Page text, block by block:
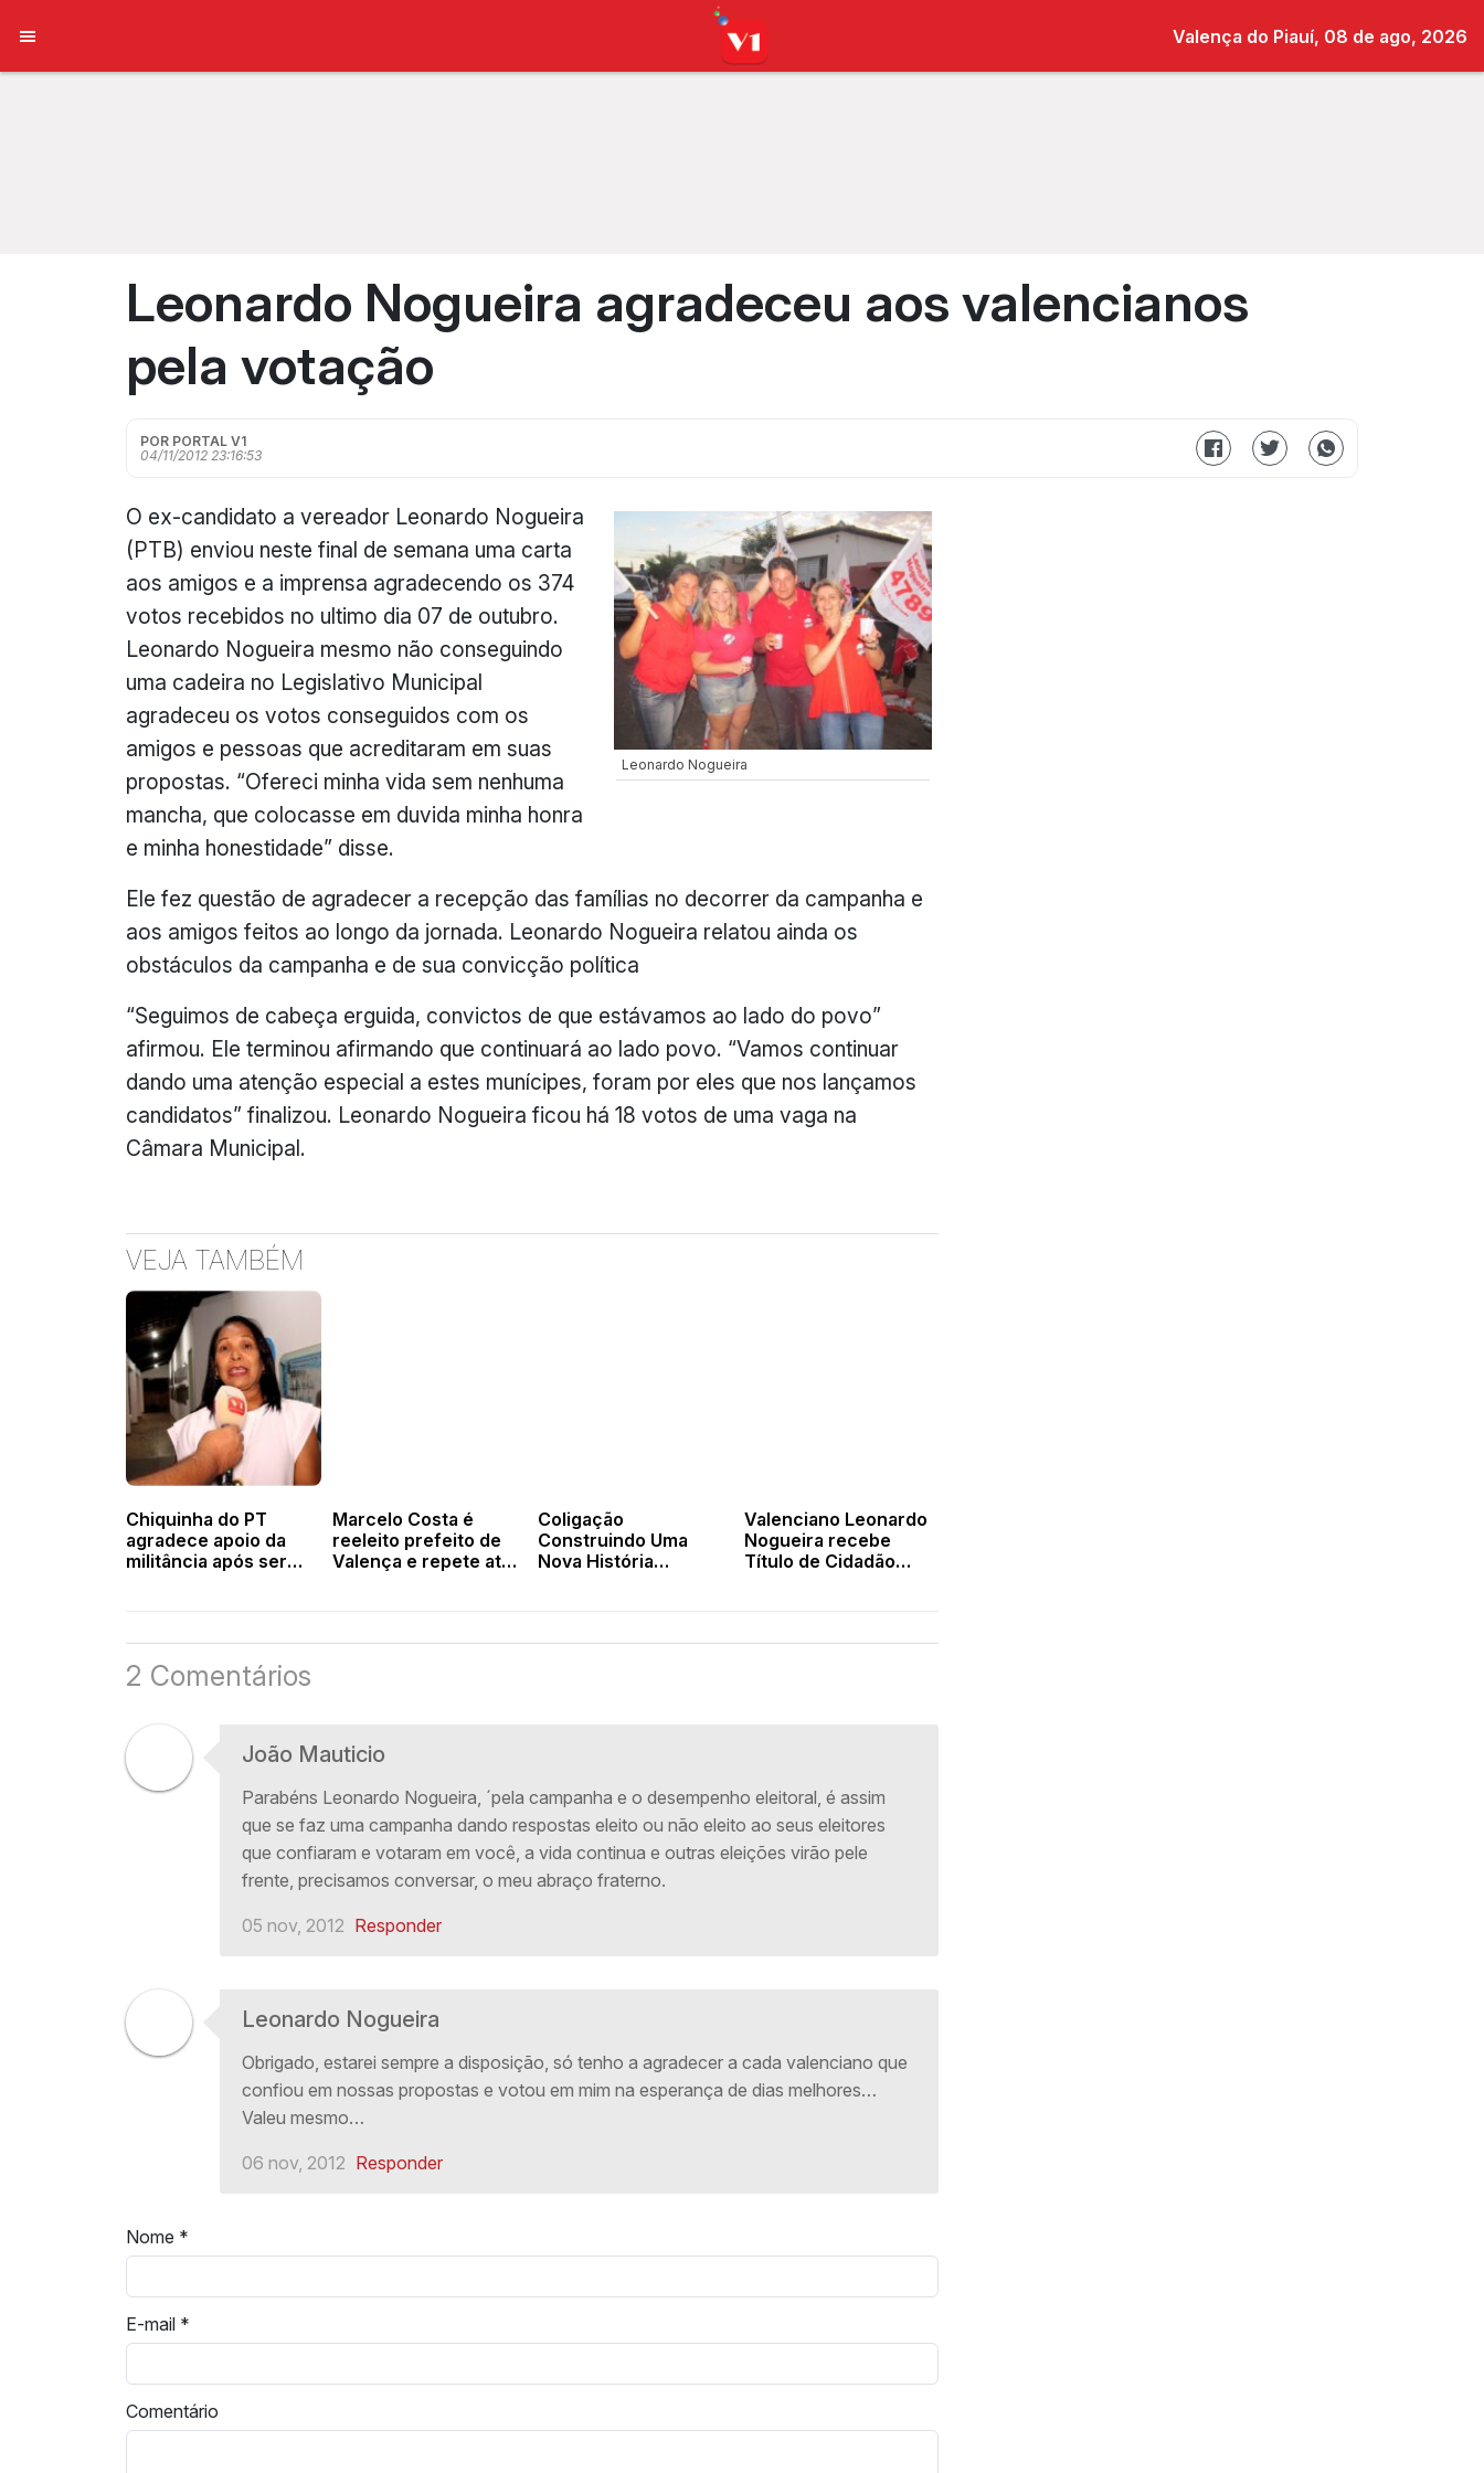
Valença do Piauí, 08 de ago, 2026
Leonardo Nogueira agradeceu aos valencianos
pela votação
POR PORTAL V1
04/11/2012 23:16:53
Leonardo Nogueira
O ex-candidato a vereador Leonardo Nogueira
(PTB) enviou neste final de semana uma carta
aos amigos e a imprensa agradecendo os 374
votos recebidos no ultimo dia 07 de outubro.
Leonardo Nogueira mesmo não conseguindo
uma cadeira no Legislativo Municipal
agradeceu os votos conseguidos com os
amigos e pessoas que acreditaram em suas
propostas. “Ofereci minha vida sem nenhuma
mancha, que colocasse em duvida minha honra
e minha honestidade” disse.
Ele fez questão de agradecer a recepção das famílias no decorrer da campanha e
aos amigos feitos ao longo da jornada. Leonardo Nogueira relatou ainda os
obstáculos da campanha e de sua convicção política
“Seguimos de cabeça erguida, convictos de que estávamos ao lado do povo”
afirmou. Ele terminou afirmando que continuará ao lado povo. “Vamos continuar
dando uma atenção especial a estes munícipes, foram por eles que nos lançamos
candidatos” finalizou. Leonardo Nogueira ficou há 18 votos de uma vaga na
Câmara Municipal.
VEJA TAMBÉM
Chiquinha do PT
agradece apoio da
militância após ser
Marcelo Costa é
reeleito prefeito de
Valença e repete ato
Coligação
Construindo Uma
Nova História
governador
Valenciano Leonardo
Nogueira recebe
Título de Cidadão
2 Comentários
João Mauticio
Parabéns Leonardo Nogueira, ´pela campanha e o desempenho eleitoral, é assim
que se faz uma campanha dando respostas eleito ou não eleito ao seus eleitores
que confiaram e votaram em você, a vida continua e outras eleições virão pele
frente, precisamos conversar, o meu abraço fraterno.
05 nov, 2012 Responder
Leonardo Nogueira
Obrigado, estarei sempre a disposição, só tenho a agradecer a cada valenciano que
confiou em nossas propostas e votou em mim na esperança de dias melhores…
Valeu mesmo…
06 nov, 2012 Responder
Nome *
E-mail *
Comentário